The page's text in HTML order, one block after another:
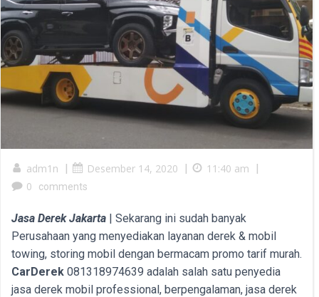
adm1n | Desember 14, 2020 | 11:40 am
|
0
comments
Jasa Derek Jakarta | Sekarang ini sudah banyak
Perusahaan yang menyediakan layanan derek & mobil
towing, storing mobil dengan bermacam promo tarif murah.
CarDerek 081318974639 adalah salah satu penyedia
jasa derek mobil professional, berpengalaman, jasa derek